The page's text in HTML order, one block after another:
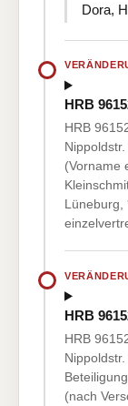
Dora,
HRB
HRB
(Vorname
Lüneburg,
HRB
HRB
(nach